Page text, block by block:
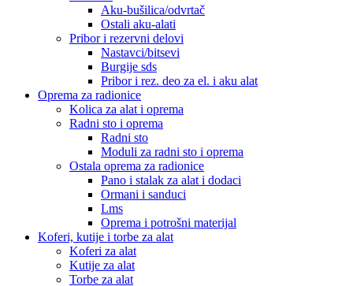
Aku-bušilica/odvrtač
Ostali aku-alati
Pribor i rezervni delovi
Nastavci/bitsevi
Burgije sds
Pribor i rez. deo za el. i aku alat
Oprema za radionice
Kolica za alat i oprema
Radni sto i oprema
Radni sto
Moduli za radni sto i oprema
Ostala oprema za radionice
Pano i stalak za alat i dodaci
Ormani i sanduci
Lms
Oprema i potrošni materijal
Koferi, kutije i torbe za alat
Koferi za alat
Kutije za alat
Torbe za alat